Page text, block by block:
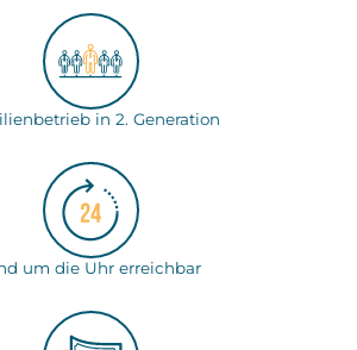
in 2. Generation
um die Uhr erreichbar